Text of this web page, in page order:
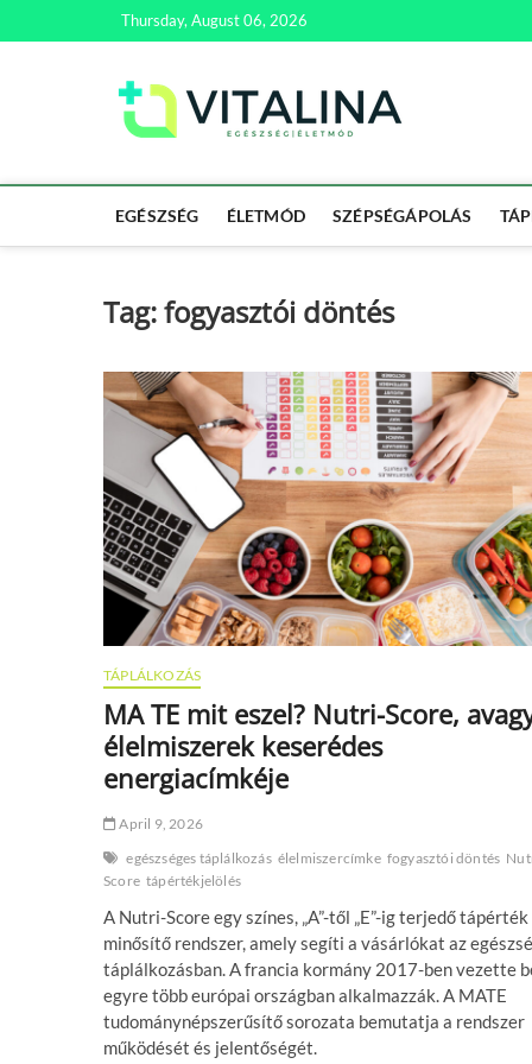
to
Thursday, August 06, 2026
EGÉSZSÉG ÉLETMÓD SZÉPSÉGÁPOLÁS
Tag:fogyasztói döntés
TÁPLÁLKOZÁS
MA TE mit eszel? Nutri-Score,
élelmiszerek keserédes
energiacímkéje
April 9, 2026
egészséges táplálkozás élelmiszercímke fogyasztói döntés
Score tápértékjelölés
A Nutri-Score egy színes, „A”-től „E”-ig terjedő tápérték
minősítő rendszer, amely segíti a vásárlókat az
táplálkozásban. A francia kormány 2017-ben vezette
egyre több európai országban alkalmazzák. A MATE
tudománynépszerűsítő sorozata bemutatja a rendszer
működését és jelentőségét.